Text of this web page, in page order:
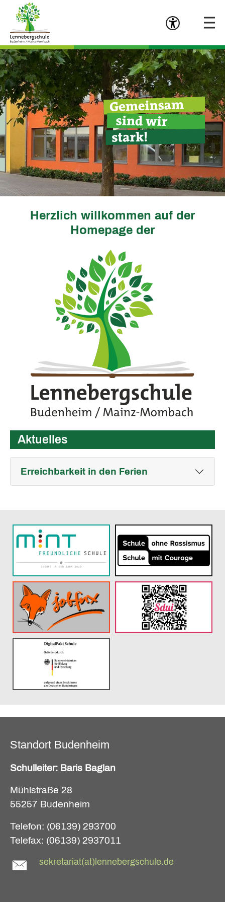
Zum Hauptinhalt springen
Menü
Herzlich willkommen auf der
Homepage der
Aktuelles
Erreichbarkeit in den Ferien
Standort Budenheim
Schulleiter: Baris Baglan
Mühlstraße 28
55257 Budenheim
Telefon: (06139) 293700
Telefax: (06139) 2937011
sekretariat(at)lennebergschule.de